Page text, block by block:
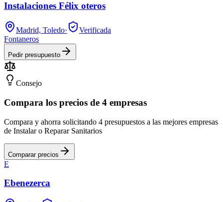
Instalaciones Félix oteros
Madrid, Toledo·
Verificada
Fontaneros
Pedir presupuesto
Consejo
Compara los precios de 4 empresas
Compara y ahorra solicitando 4 presupuestos a las mejores empresas
de Instalar o Reparar Sanitarios
Comparar precios
E
Ebenezerca